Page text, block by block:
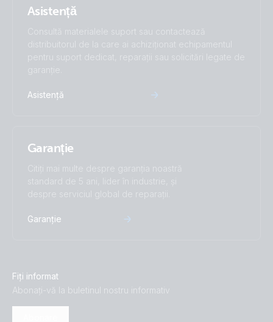
Asistență
Consultă materialele suport sau contactează
distribuitorul de la care ai achiziționat echipamentul
pentru suport dedicat, reparații sau solicitări legate de
garanție.
Asistență
Garanție
Citiți mai multe despre garanția noastră
standard de 5 ani, lider în industrie, și
despre serviciul global de reparații.
Garanție
Fiți informat
Abonați-vă la buletinul nostru informativ